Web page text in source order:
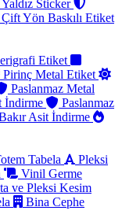
Sticker
Çift Yön Baskılı Etiket
Etiket
Pirinç Metal Etiket
Paslanmaz Metal
İndirme
Paslanmaz
Asit İndirme
Tabela
Pleksi
Vinil Germe
ve Pleksi Kesim
Bina Cephe